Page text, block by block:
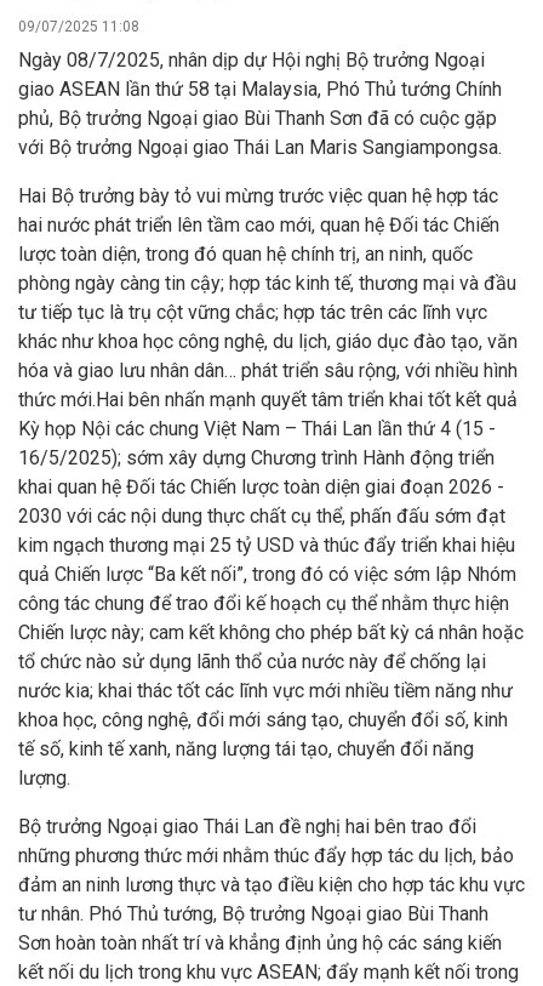
09/07/2025 11:08
Ngày 08/7/2025, nhân dịp dự Hội nghị Bộ trưởng Ngoại
giao ASEAN lần thứ 58 tại Malaysia, Phó Thủ tướng Chính
phủ, Bộ trưởng Ngoại giao Bùi Thanh Sơn đã có cuộc gặp
với Bộ trưởng Ngoại giao Thái Lan Maris Sangiampongsa.
Hai Bộ trưởng bày tỏ vui mừng trước việc quan hệ hợp tác
hai nước phát triển lên tầm cao mới, quan hệ Đối tác Chiến
lược toàn diện, trong đó quan hệ chính trị, an ninh, quốc
phòng ngày càng tin cậy; hợp tác kinh tế, thương mại và đầu
tư tiếp tục là trụ cột vững chắc; hợp tác trên các lĩnh vực
khác như khoa học công nghệ, du lịch, giáo dục đào tạo, văn
hóa và giao lưu nhân dân… phát triển sâu rộng, với nhiều hình
thức mới.Hai bên nhấn mạnh quyết tâm triển khai tốt kết quả
Kỳ họp Nội các chung Việt Nam – Thái Lan lần thứ 4 (15 -
16/5/2025); sớm xây dựng Chương trình Hành động triển
khai quan hệ Đối tác Chiến lược toàn diện giai đoạn 2026 -
2030 với các nội dung thực chất cụ thể, phấn đấu sớm đạt
kim ngạch thương mại 25 tỷ USD và thúc đẩy triển khai hiệu
quả Chiến lược “Ba kết nối”, trong đó có việc sớm lập Nhóm
công tác chung để trao đổi kế hoạch cụ thể nhằm thực hiện
Chiến lược này; cam kết không cho phép bất kỳ cá nhân hoặc
tổ chức nào sử dụng lãnh thổ của nước này để chống lại
nước kia; khai thác tốt các lĩnh vực mới nhiều tiềm năng như
khoa học, công nghệ, đổi mới sáng tạo, chuyển đổi số, kinh
tế số, kinh tế xanh, năng lượng tái tạo, chuyển đổi năng
lượng.
Bộ trưởng Ngoại giao Thái Lan đề nghị hai bên trao đổi
những phương thức mới nhằm thúc đẩy hợp tác du lịch, bảo
đảm an ninh lương thực và tạo điều kiện cho hợp tác khu vực
tư nhân. Phó Thủ tướng, Bộ trưởng Ngoại giao Bùi Thanh
Sơn hoàn toàn nhất trí và khẳng định ủng hộ các sáng kiến
kết nối du lịch trong khu vực ASEAN; đẩy mạnh kết nối trong